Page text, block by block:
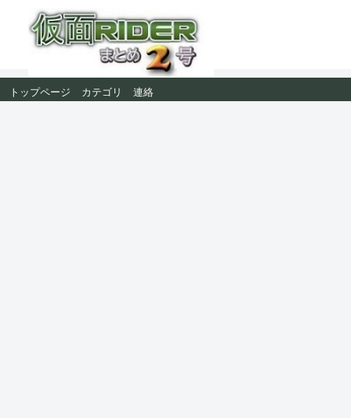
トップページ カテゴリ 連絡